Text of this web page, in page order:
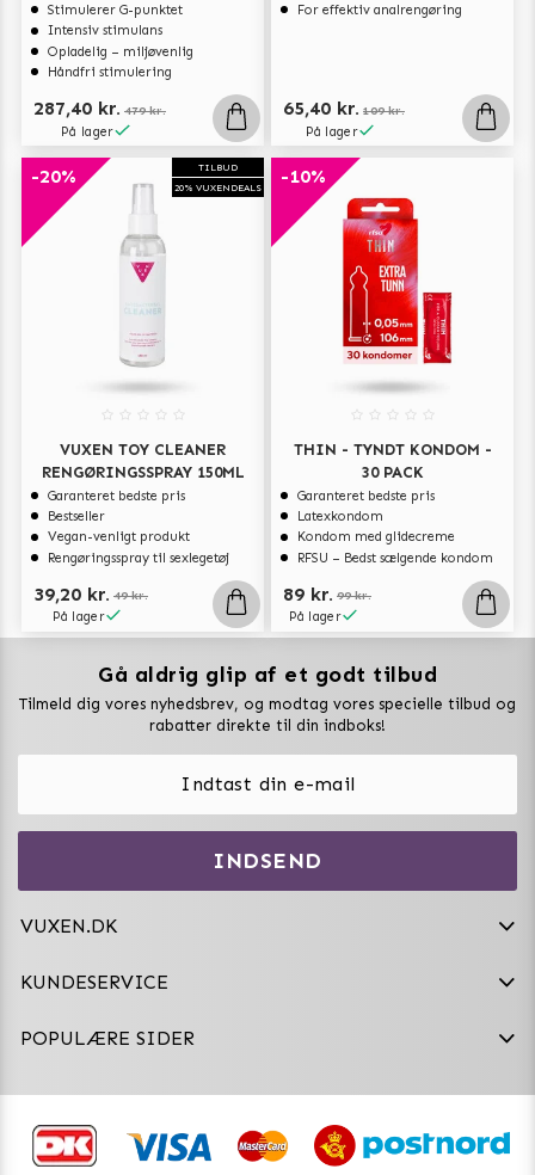
Stimulerer G-punktet
Intensiv stimulans
Opladelig – miljøvenlig
Håndfri stimulering
287,40 kr. 479 kr.
På lager
For effektiv analrengøring
65,40 kr. 109 kr.
På lager
TILBUD
20% VUXENDEALS
-20%
VUXEN TOY CLEANER
RENGØRINGSSPRAY 150ML
Garanteret bedste pris
Bestseller
Vegan-venligt produkt
Rengøringsspray til sexlegetøj
39,20 kr. 49 kr.
På lager
-10%
THIN - TYNDT KONDOM -
30 PACK
Garanteret bedste pris
Latexkondom
Kondom med glidecreme
RFSU – Bedst sælgende kondom
89 kr. 99 kr.
På lager
Gå aldrig glip af et godt tilbud
Tilmeld dig vores nyhedsbrev, og modtag vores specielle tilbud og
rabatter direkte til din indboks!
INDSEND
VUXEN.DK
VAT: SE556744520901
kundeservice@vuxen.dk
KUNDESERVICE
Fortryd aftale
POPULÆRE SIDER
Vuxen Magazine
Vibratorer
Frækt undertøj